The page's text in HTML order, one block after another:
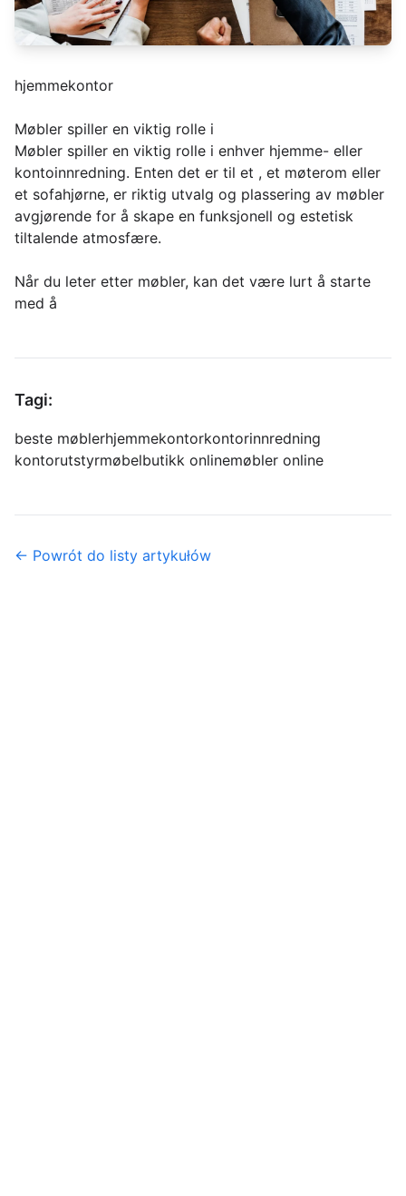
hjemmekontor
Møbler spiller en viktig rolle i
Møbler spiller en viktig rolle i enhver hjemme- eller
kontoinnredning. Enten det er til et , et møterom eller
et sofahjørne, er riktig utvalg og plassering av møbler
avgjørende for å skape en funksjonell og estetisk
tiltalende atmosfære.
Når du leter etter møbler, kan det være lurt å starte
med å
Tagi:
beste møblerhjemmekontorkontorinnredning
kontorutstyrmøbelbutikk onlinemøbler online
← Powrót do listy artykułów